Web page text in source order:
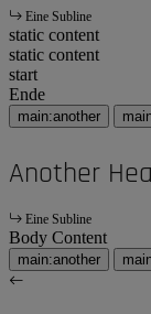
Eine Subline
static content
static content
start
Ende
main:another
Another
Eine Subline
Body Content
main:another